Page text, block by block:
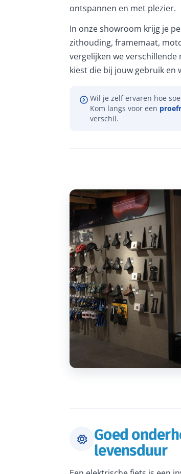
ontspannen en met plezier.
In onze showroom krijg je
zithouding, framemaat,
vergelijken we verschillende
kiest die bij jouw gebruik en
Wil je zelf ervaren hoe
Kom langs voor een
verschil.
Goed
levensduur